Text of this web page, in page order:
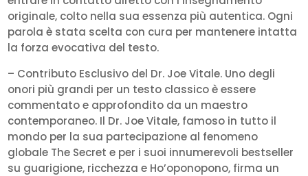
originale, colto nella sua essenza più autentica. Ogni
parola è stata scelta con cura per mantenere intatta
la forza evocativa del testo.
– Contributo Esclusivo del Dr. Joe Vitale. Uno degli
onori più grandi per un testo classico è essere
commentato e approfondito da un maestro
contemporaneo. Il Dr. Joe Vitale, famoso in tutto il
mondo per la sua partecipazione al fenomeno
globale The Secret e per i suoi innumerevoli bestseller
su guarigione, ricchezza e Ho’oponopono, firma un